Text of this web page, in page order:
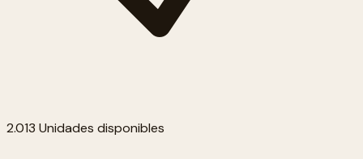
2.013 Unidades disponibles